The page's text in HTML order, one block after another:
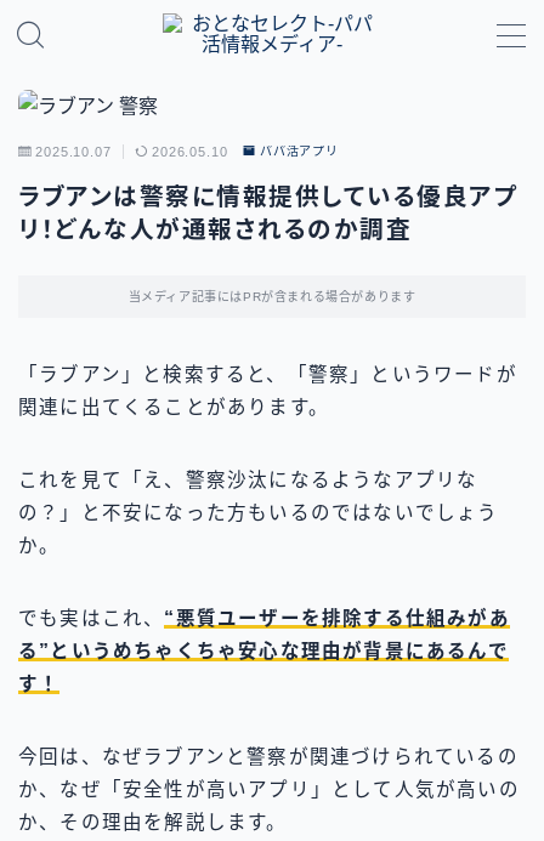
MENU
パパ活のやり方・基礎知識
パパ活アプリ比較
地域別パパ活ガイド
2025.10.07 2026.05.10 パパ活アプリ
ラブアンは警察に情報提供している優良アプ
リ！どんな人が通報されるのか調査
当メディア記事にはPRが含まれる場合があります
「ラブアン」と検索すると、「警察」というワードが
関連に出てくることがあります。
これを見て「え、警察沙汰になるようなアプリな
の？」と不安になった方もいるのではないでしょう
か。
でも実はこれ、 “悪質ユーザーを排除する仕組みがあ
る”というめちゃくちゃ安心な理由が背景にあるんで
す！
今回は、なぜラブアンと警察が関連づけられているの
か、なぜ「安全性が高いアプリ」として人気が高いの
か、その理由を解説します。